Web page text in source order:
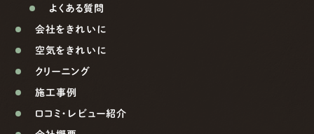
よくある質問
会社をきれいに
空気をきれいに
クリーニング
施工事例
口コミ・レビュー紹介